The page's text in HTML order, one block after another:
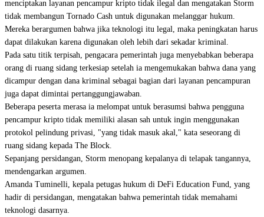
menciptakan layanan pencampur kripto tidak ilegal dan mengatakan Storm
tidak membangun Tornado Cash untuk digunakan melanggar hukum.
Mereka berargumen bahwa jika teknologi itu legal, maka peningkatan harus
dapat dilakukan karena digunakan oleh lebih dari sekadar kriminal.
Pada satu titik terpisah, pengacara pemerintah juga menyebabkan beberapa
orang di ruang sidang terkesiap setelah ia mengemukakan bahwa dana yang
dicampur dengan dana kriminal sebagai bagian dari layanan pencampuran
juga dapat dimintai pertanggungjawaban.
Beberapa peserta merasa ia melompat untuk berasumsi bahwa pengguna
pencampur kripto tidak memiliki alasan sah untuk ingin menggunakan
protokol pelindung privasi, "yang tidak masuk akal," kata seseorang di
ruang sidang kepada The Block.
Sepanjang persidangan, Storm menopang kepalanya di telapak tangannya,
mendengarkan argumen.
Amanda Tuminelli, kepala petugas hukum di DeFi Education Fund, yang
hadir di persidangan, mengatakan bahwa pemerintah tidak memahami
teknologi dasarnya.